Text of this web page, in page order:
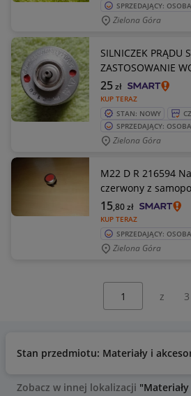
SPRZEDAJĄCY:
Zielona Góra
SILNICZEK PRĄDU
ZASTOSOWANIE
KUP TERAZ
25zł
STAN: NOWY
SPRZEDAJĄCY:
Zielona Góra
M22 D R 216594 Napęd przycisku
czerwony z
KUP TERAZ
15,80zł
SPRZEDAJĄCY:
Zielona Góra
z 3
Stan przedmiotu: Materiały i
Zobacz w innej lokalizacji